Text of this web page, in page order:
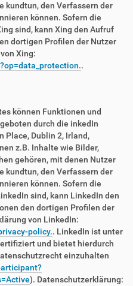
kundtun, den Verfassern der
können. Sofern die
sind, kann Xing den Aufruf
dortigen Profilen der Nutzer
Xing:
.
können Funktionen und
durch die inkedIn
Place, Dublin 2, Irland,
z.B. Inhalte wie Bilder,
gehören, mit denen Nutzer
kundtun, den Verfassern der
können. Sofern die
sind, kann LinkedIn den
den dortigen Profilen der
von LinkedIn:
policy.. LinkedIn ist unter
und bietet hierdurch
einzuhalten
). Datenschutzerklärung: